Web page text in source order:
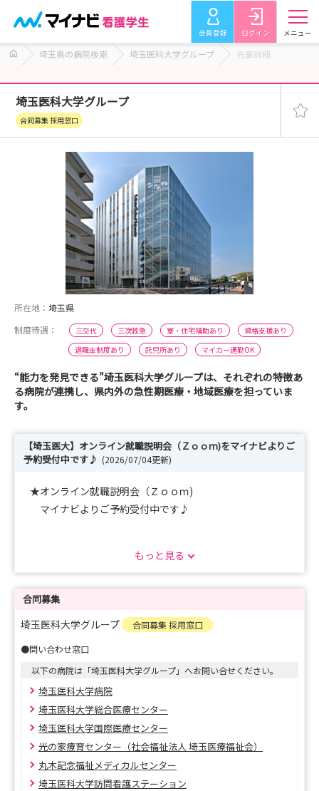
会員登録 ログイン メニュー
埼玉県の病院検索 埼玉医科大学グループ 先輩詳細
埼玉医科大学グループ
合同募集 採用窓口
所在地： 埼玉県
制度待遇：
三交代 三次救急 寮・住宅補助あり
資格支援あり
退職金制度あり
託児所あり マイカー通勤OK
“能力を発見できる”埼玉医科大学グループは、それぞれの特徴あ
る病院が連携し、県内外の急性期医療・地域医療を担っていま
す。
【埼玉医大】オンライン就職説明会（Ｚｏｏｍ)をマイナビよりご
予約受付中です♪ (2026/07/04更新)
★オンライン就職説明会（Ｚｏｏｍ)
マイナビよりご予約受付中です♪
3dab99240ad2963452dccf813832
い。
★イベントのお知らせ
【インターンシップ、病院見学など各種イベントのご予
約はこちら♪】
https://docs.google.com/forms/d/e/1FAIpQLScZFneQY
McmKO-
vJWtu7QQkLUob3RXpFNRJzK9k9w_pU7wESw/viewfor
m?usp=sf_link
もっと見る
合同募集
埼玉医科大学グループ
合同募集 採用窓口
●問い合わせ窓口
以下の病院は「埼玉医科大学グループ」へお問い合せください。
埼玉医科大学病院
埼玉医科大学総合医療センター
埼玉医科大学国際医療センター
光の家療育センター（社会福祉法人 埼玉医療福祉会）
丸木記念福祉メディカルセンター
埼玉医科大学訪問看護ステーション